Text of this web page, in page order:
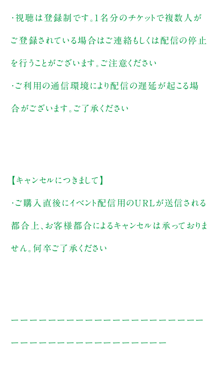
・視聴は登録制です。1名分のチケットで複数人が
ご登録されている場合はご連絡もしくは配信の停止
を行うことがございます。ご注意ください
・ご利用の通信環境により配信の遅延が起こる場
合がございます。ご了承ください
【キャンセルにつきまして】
・ご購入直後にイベント配信用のURLが送信される
都合上、お客様都合によるキャンセルは承っておりま
せん。何卒ご了承ください
ーーーーーーーーーーーーーーーーーーーーー
ーーーーーーーーーーーーーーーーー